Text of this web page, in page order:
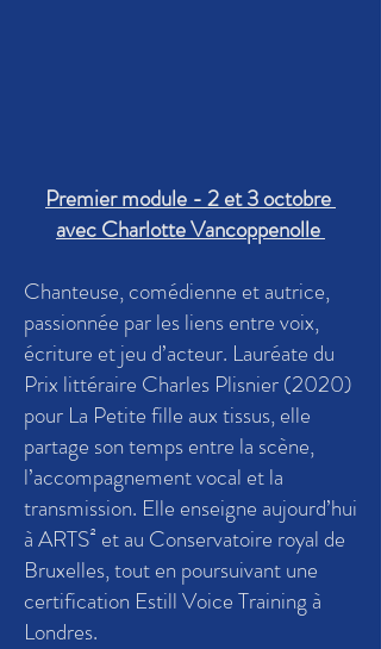
Premier module - 2 et 3 octobre
avec Charlotte Vancoppenolle
Chanteuse, comédienne et autrice,
passionnée par les liens entre voix,
écriture et jeu d’acteur. Lauréate du
Prix littéraire Charles Plisnier (2020)
pour La Petite fille aux tissus, elle
partage son temps entre la scène,
l’accompagnement vocal et la
transmission. Elle enseigne aujourd’hui
à ARTS² et au Conservatoire royal de
Bruxelles, tout en poursuivant une
certification Estill Voice Training à
Londres.